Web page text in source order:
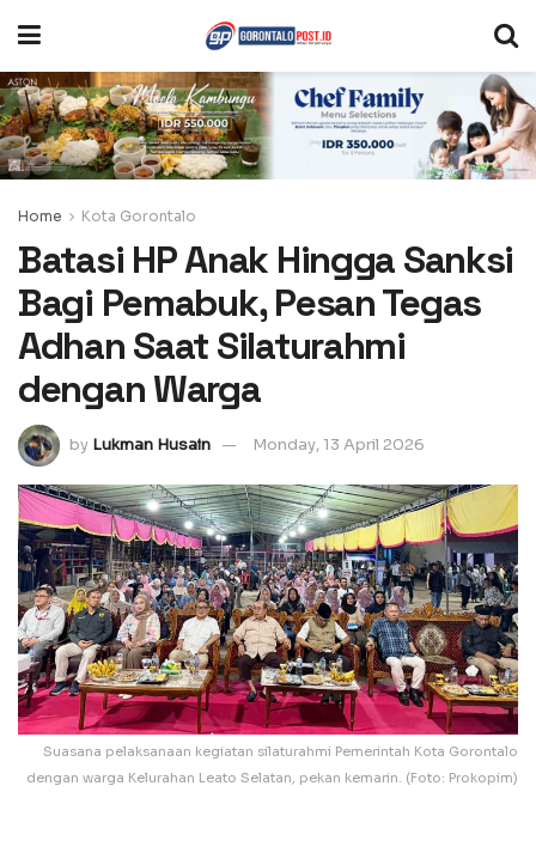
Home Kota Gorontalo
Batasi HP Anak Hingga Sanksi
Bagi Pemabuk, Pesan Tegas
Adhan Saat Silaturahmi
dengan Warga
by Lukman Husain Monday, 13 April 2026
Suasana pelaksanaan kegiatan silaturahmi Pemerintah Kota Gorontalo
dengan warga Kelurahan Leato Selatan, pekan kemarin. (Foto: Prokopim)